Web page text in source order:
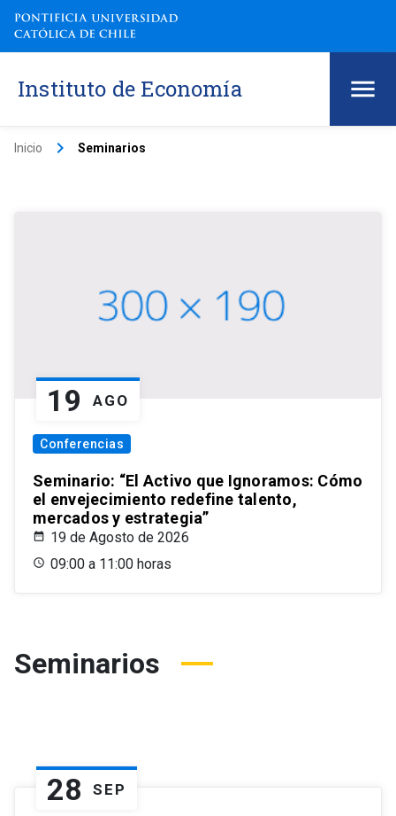
Instituto de Economía
Inicio keyboard_arrow_right Seminarios
19 AGO
Conferencias
Seminario: “El Activo que Ignoramos: Cómo
el envejecimiento redefine talento,
mercados y estrategia”
19 de Agosto de 2026
09:00 a 11:00 horas
Seminarios
28 SEP